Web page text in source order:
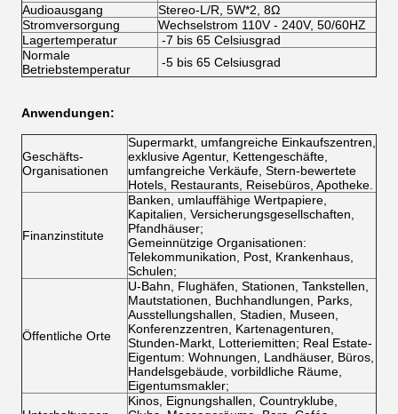
Audioausgang
Stereo-L/R, 5W*2, 8Ω
Stromversorgung
Wechselstrom 110V - 240V, 50/60HZ
Lagertemperatur
-7 bis 65 Celsiusgrad
Normale
Betriebstemperatur
-5 bis 65 Celsiusgrad
Anwendungen:
Geschäfts-
Organisationen
Supermarkt, umfangreiche Einkaufszentren,
exklusive Agentur, Kettengeschäfte,
umfangreiche Verkäufe, Stern-bewertete
Hotels, Restaurants, Reisebüros, Apotheke.
Finanzinstitute
Banken, umlauffähige Wertpapiere,
Kapitalien, Versicherungsgesellschaften,
Pfandhäuser;
Gemeinnützige Organisationen:
Telekommunikation, Post, Krankenhaus,
Schulen;
Öffentliche Orte
U-Bahn, Flughäfen, Stationen, Tankstellen,
Mautstationen, Buchhandlungen, Parks,
Ausstellungshallen, Stadien, Museen,
Konferenzzentren, Kartenagenturen,
Stunden-Markt, Lotteriemitten; Real Estate-
Eigentum: Wohnungen, Landhäuser, Büros,
Handelsgebäude, vorbildliche Räume,
Eigentumsmakler;
Kinos, Eignungshallen, Countryklube,